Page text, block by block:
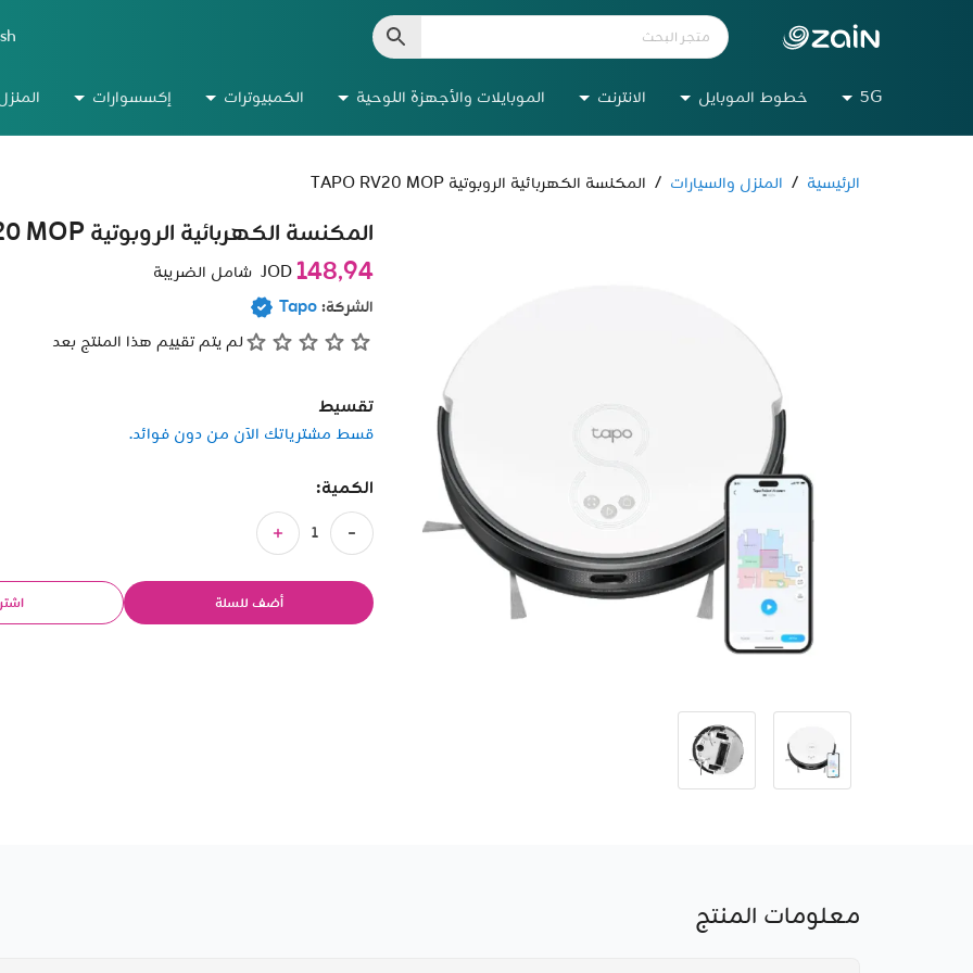
5G خطوط الموبايل الانترنت الموبايلات والأجهزة اللوحية الكمبيوترات إكسسوارات
الرئيسية / المنزل والسيارات / المكنسة الكهربائية الروبوتية TAPO RV20 MOP
المكنسة الكهربائية الروبوتية TAPO RV20 MOP
148٫94
شامل الضريبة
الشركة:Tapo
لم يتم تقييم هذا المنتج بعد
تقسيط
قسط مشترياتك الآن من دون فوائد.
الكمية:
أضف للسلة
معلومات المنتج